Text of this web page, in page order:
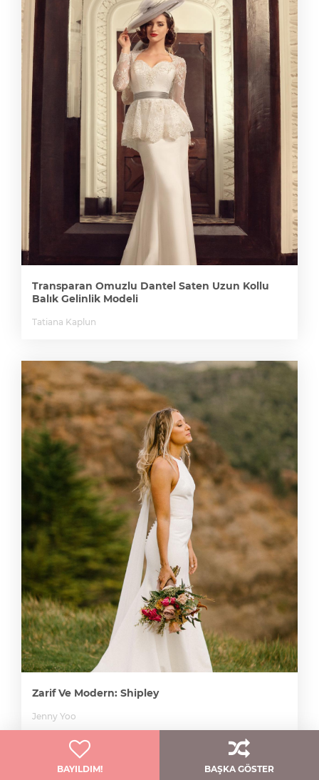
BAYILDIM! BAŞKA GÖSTER
Transparan Omuzlu Dantel Saten Uzun Kollu
Balık Gelinlik Modeli
Tatiana Kaplun
Zarif Ve Modern: Shipley
Jenny Yoo